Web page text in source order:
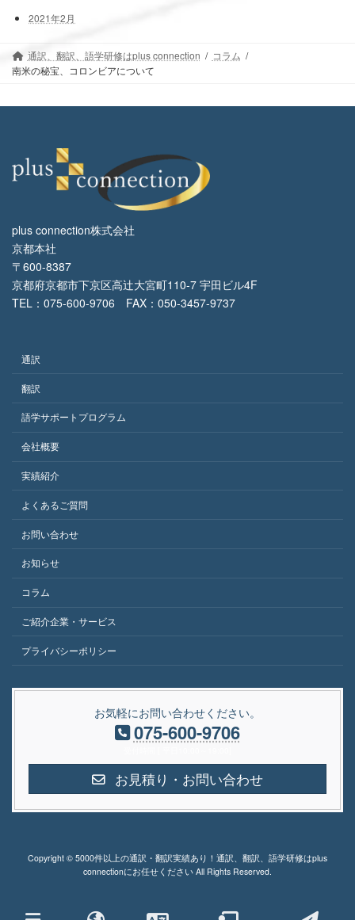
2021年2月
通訳、翻訳、語学研修はplus connection
コラム
南米の秘宝、コロンビアについて
plus connection株式会社
京都本社
〒600-8387
京都府京都市下京区高辻大宮町110-7 宇田ビル4F
TEL：075-600-9706 FAX：050-3457-9737
通訳
翻訳
語学サポートプログラム
会社概要
実績紹介
よくあるご質問
お問い合わせ
お知らせ
コラム
ご紹介企業・サービス
プライバシーポリシー
お気軽にお問い合わせください。
075-600-9706
お見積り・お問い合わせ
Copyright © 5000件以上の通訳・翻訳実績あり！通訳、翻訳、語学研修はplus
connectionにお任せください All Rights Reserved.